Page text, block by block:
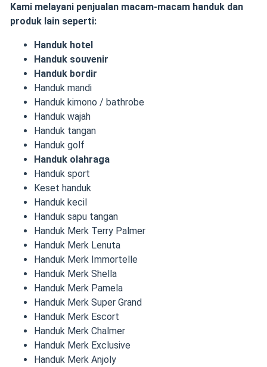
Kami melayani penjualan macam-macam handuk dan
produk lain seperti:
Handuk hotel
Handuk souvenir
Handuk bordir
Handuk mandi
Handuk kimono / bathrobe
Handuk wajah
Handuk tangan
Handuk golf
Handuk olahraga
Handuk sport
Keset handuk
Handuk kecil
Handuk sapu tangan
Handuk Merk Terry Palmer
Handuk Merk Lenuta
Handuk Merk Immortelle
Handuk Merk Shella
Handuk Merk Pamela
Handuk Merk Super Grand
Handuk Merk Escort
Handuk Merk Chalmer
Handuk Merk Exclusive
Handuk Merk Anjoly